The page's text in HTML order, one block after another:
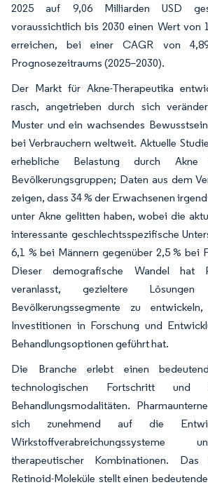
2025 auf 9,06 Milliarden USD
voraussichtlich bis 2030 einen Wert von
erreichen, bei einer CAGR von
Prognosezeitraums (2025–2030).
Der Markt für Akne-Therapeutika
rasch, angetrieben durch sich
Muster und ein wachsendes
bei Verbrauchern weltweit. Aktuelle
erhebliche Belastung durch Akne
Bevölkerungsgruppen; Daten aus dem
zeigen, dass 34 % der Erwachsenen
unter Akne gelitten haben, wobei die
interessante geschlechtsspezifische
6,1 % bei Männern gegenüber 2,5 % bei
Dieser demografische Wandel hat
veranlasst, gezieltere
Bevölkerungssegmente zu
Investitionen in Forschung und
Behandlungsoptionen geführt hat.
Die Branche erlebt einen
technologischen Fortschritt und
Behandlungsmodalitäten.
sich zunehmend auf die
Wirkstoffverabreichungssysteme
therapeutischer Kombinationen. Das
Retinoid-Moleküle stellt einen